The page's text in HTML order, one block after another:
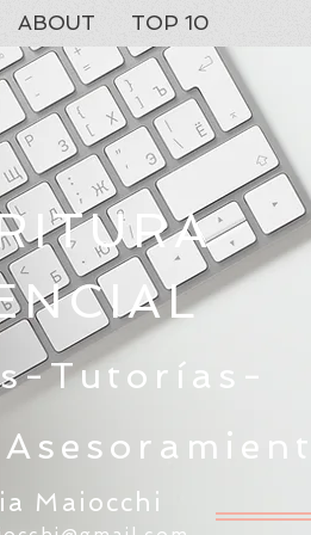
ABOUT TOP 10
Tutorías-
Maiocchi